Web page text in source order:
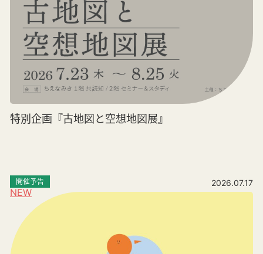
特別企画『古地図と空想地図展』
NEW
開催予告 2026.07.17